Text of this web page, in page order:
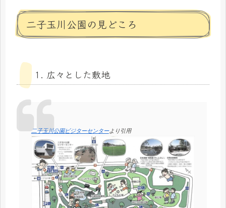
二子玉川公園の見どころ
1. 広々とした敷地
二子玉川公園ビジターセンターより引用